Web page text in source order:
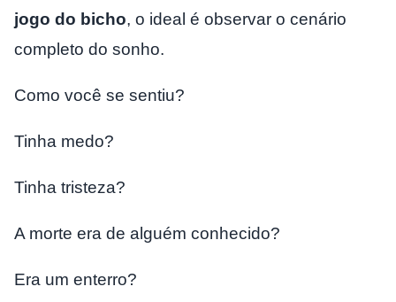
jogo do bicho, o ideal é observar o cenário
completo do sonho.
Como você se sentiu?
Tinha medo?
Tinha tristeza?
A morte era de alguém conhecido?
Era um enterro?